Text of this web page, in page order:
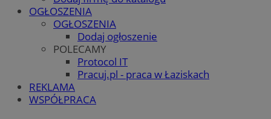
OGŁOSZENIA
OGŁOSZENIA
Dodaj ogłoszenie
POLECAMY
Protocol IT
Pracuj.pl - praca w Łaziskach
REKLAMA
WSPÓŁPRACA